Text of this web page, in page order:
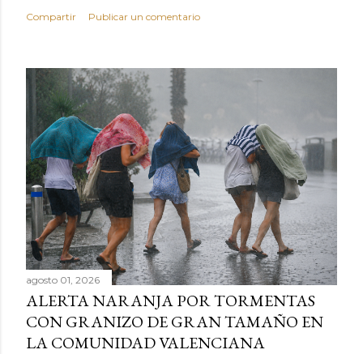
Compartir Publicar un comentario
agosto 01, 2026
ALERTA NARANJA POR TORMENTAS
CON GRANIZO DE GRAN TAMAÑO EN
LA COMUNIDAD VALENCIANA